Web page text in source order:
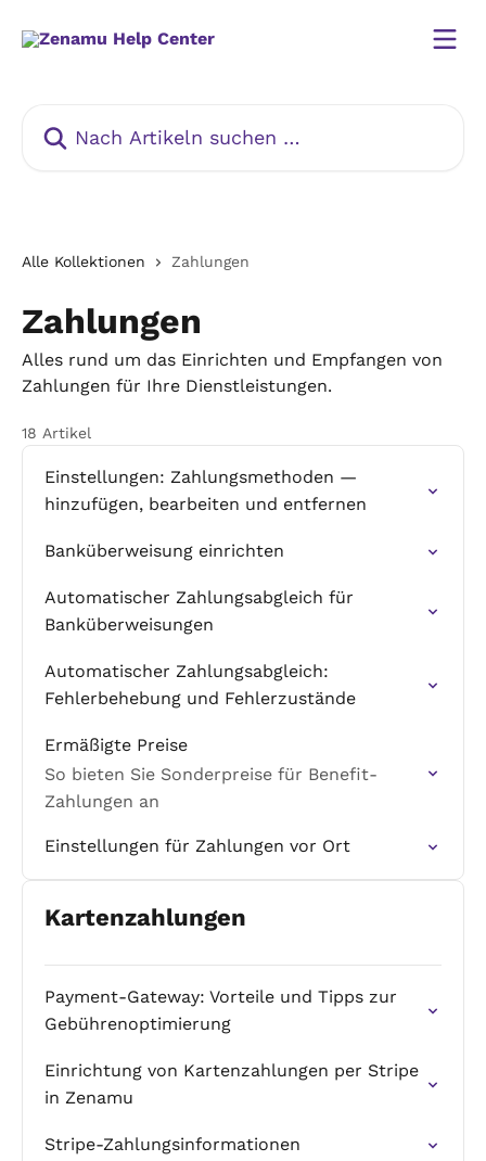
Alle Kollektionen Zahlungen
Zahlungen
Alles rund um das Einrichten und Empfangen von
Zahlungen für Ihre Dienstleistungen.
18 Artikel
Einstellungen: Zahlungsmethoden —
hinzufügen, bearbeiten und entfernen
Banküberweisung einrichten
Automatischer Zahlungsabgleich für
Banküberweisungen
Automatischer Zahlungsabgleich:
Fehlerbehebung und Fehlerzustände
Ermäßigte Preise
So bieten Sie Sonderpreise für Benefit-
Zahlungen an
Einstellungen für Zahlungen vor Ort
Kartenzahlungen
Payment-Gateway: Vorteile und Tipps zur
Gebührenoptimierung
Einrichtung von Kartenzahlungen per Stripe
in Zenamu
Stripe-Zahlungsinformationen